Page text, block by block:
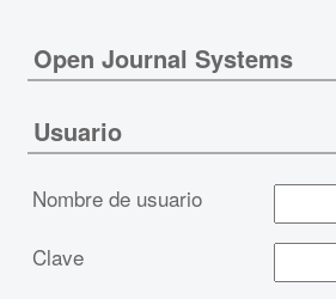
Open Journal Systems
Usuario
Nombre de usuario
Clave